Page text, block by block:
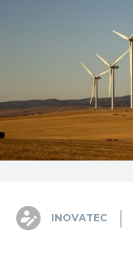
INOVATEC